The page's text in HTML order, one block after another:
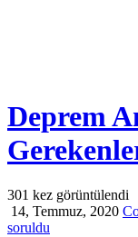
Deprem
301 kez görüntülendi
14, Temmuz, 2020
soruldu